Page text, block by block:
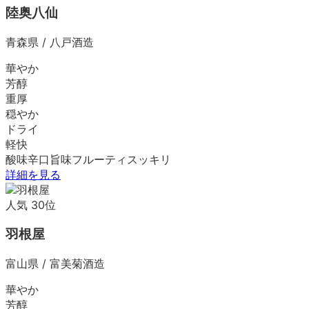
陸奥八仙
青森県 / 八戸酒造
華やか
芳醇
重厚
穏やか
ドライ
軽快
酸味辛口 旨味フルーティ スッキリ
詳細を見る
人気 30位
羽根屋
富山県 / 富美菊酒造
華やか
芳醇